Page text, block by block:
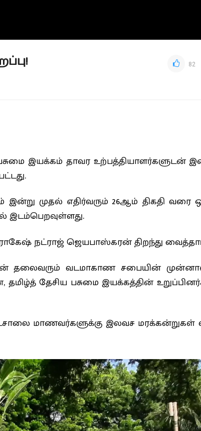
82
இயக்கம் தாவர உற்பத்தியாளர்களுடன்
இன்று முதல் எதிர்வரும் 26ஆம் திகதி
இடம்பெறவுள்ளது.
நட்ராஜ் ஜெயபாஸ்கரன் திறந்து
தலைவரும் வடமாகாண சபையின்
தேசிய பசுமை இயக்கத்தின்
மாணவர்களுக்கு இலவச